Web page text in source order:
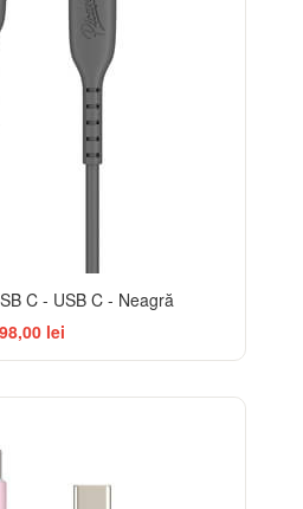
C - USB C - Neagră
98,00 lei